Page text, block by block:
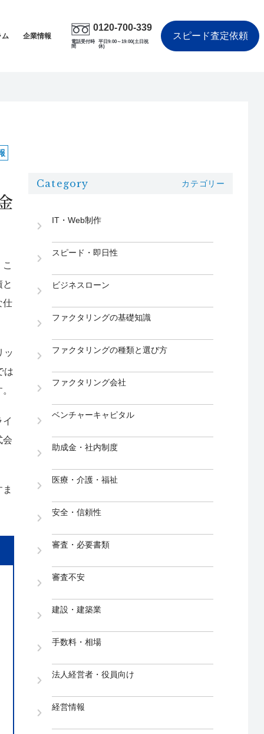
ム 企業情報
0120-700-339
電話受付時
間
平日9:00～19:00(土日祝
休)
スピード査定依頼
仕
ッ
は
会
Category カテゴリー
IT・Web制作
スピード・即日性
ビジネスローン
ファクタリングの基礎知識
ファクタリングの種類と選び方
ファクタリング会社
ベンチャーキャピタル
助成金・社内制度
医療・介護・福祉
安全・信頼性
審査・必要書類
審査不安
建設・建築業
手数料・相場
法人経営者・役員向け
経営情報